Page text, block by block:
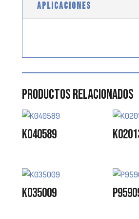
APLICACIONES
Productos relacionados
K040589
K035009